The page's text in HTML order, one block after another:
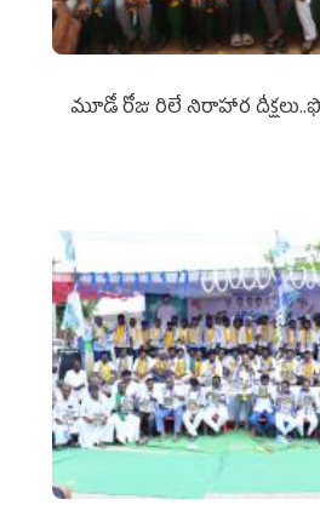
మూడో రోజు రిలే నిరాహార